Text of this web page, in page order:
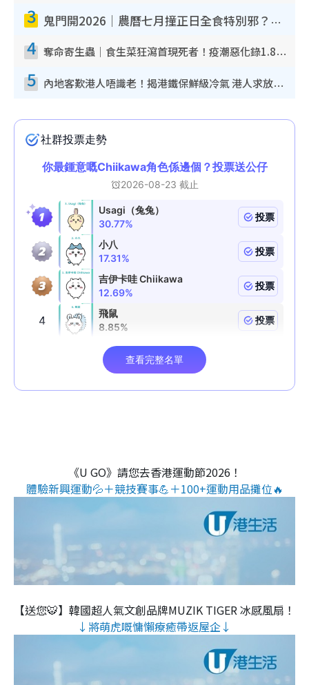
3 鬼門開2026｜農曆七月撞正日全食特別邪？專家警告切忌做一事！揭4大禁忌+2招保平安
4 奪命寄生蟲｜食生菜狂瀉首現死者！疫潮惡化錄1.8萬宗病例 揭洗菜3大謬誤
5 內地客歎港人唔識老！揭港鐵保鮮級冷氣 港人求放過：咪投訴
《U GO》請您去香港運動節2026！
體驗新興運動💦＋競技賽事💪＋100+運動用品攤位🔥
【送您🐯】韓國超人氣文創品牌MUZIK TIGER 冰感風扇！
↓將萌虎嘅慵懶療癒帶返屋企↓